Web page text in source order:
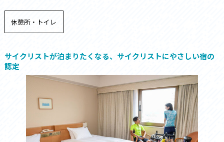
休憩所・トイレ
サイクリストが泊まりたくなる、サイクリストにやさしい宿の
認定